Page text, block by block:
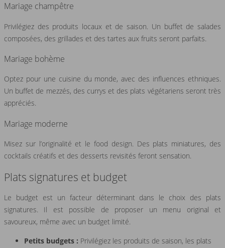
Mariage champêtre
Privilégiez des produits locaux et de saison. Un buffet de salades
composées, des grillades et des tartes aux fruits seront parfaits.
Mariage bohème
Optez pour une cuisine du monde, avec des influences ethniques.
Un buffet de mezzés, des currys et des plats végétariens seront très
appréciés.
Mariage moderne
Misez sur l’originalité et le food design. Des plats miniatures, des
cocktails créatifs et des desserts revisités feront sensation.
Plats signatures et budget
Le budget est un facteur déterminant dans le choix des plats
signatures. Il est possible de proposer un menu original et
savoureux, même avec un budget limité.
Petits budgets : Privilégiez les produits de saison, les plats